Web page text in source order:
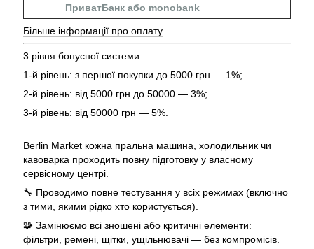
ПриватБанк або monobank
Більше інформації про оплату
3 рівня бонусної системи
1-й рівень: з першої покупки до 5000 грн — 1%;
2-й рівень: від 5000 грн до 50000 — 3%;
3-й рівень: від 50000 грн — 5%.
Berlin Market кожна пральна машина, холодильник чи
кавоварка проходить повну підготовку у власному
сервісному центрі.
🔧 Проводимо повне тестування у всіх режимах (включно
з тими, якими рідко хто користується).
🧩 Замінюємо всі зношені або критичні елементи:
фільтри, ремені, щітки, ущільнювачі — без компромісів.